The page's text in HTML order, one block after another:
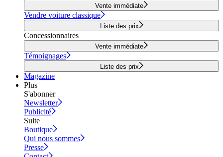
Vente immédiate
Vendre voiture classique
Liste des prix
Concessionnaires
Vente immédiate
Témoignages
Liste des prix
Magazine
Plus
S'abonner
Newsletter
Publicité
Suite
Boutique
Qui nous sommes
Presse